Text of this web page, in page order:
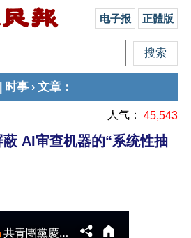
电子报 正體版
时事 › 文章 ：
人气： 45,543
AI审查机器的“系统性抽